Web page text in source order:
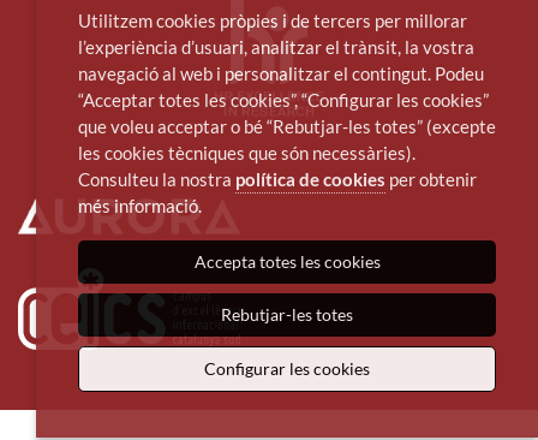
Utilitzem cookies pròpies i de tercers per millorar
l’experiència d’usuari, analitzar el trànsit, la vostra
navegació al web i personalitzar el contingut. Podeu
“Acceptar totes les cookies”, “Configurar les cookies”
que voleu acceptar o bé “Rebutjar-les totes” (excepte
les cookies tècniques que són necessàries).
Consulteu la nostra política de cookies per obtenir
més informació.
Accepta totes les cookies
Rebutjar-les totes
Configurar les cookies